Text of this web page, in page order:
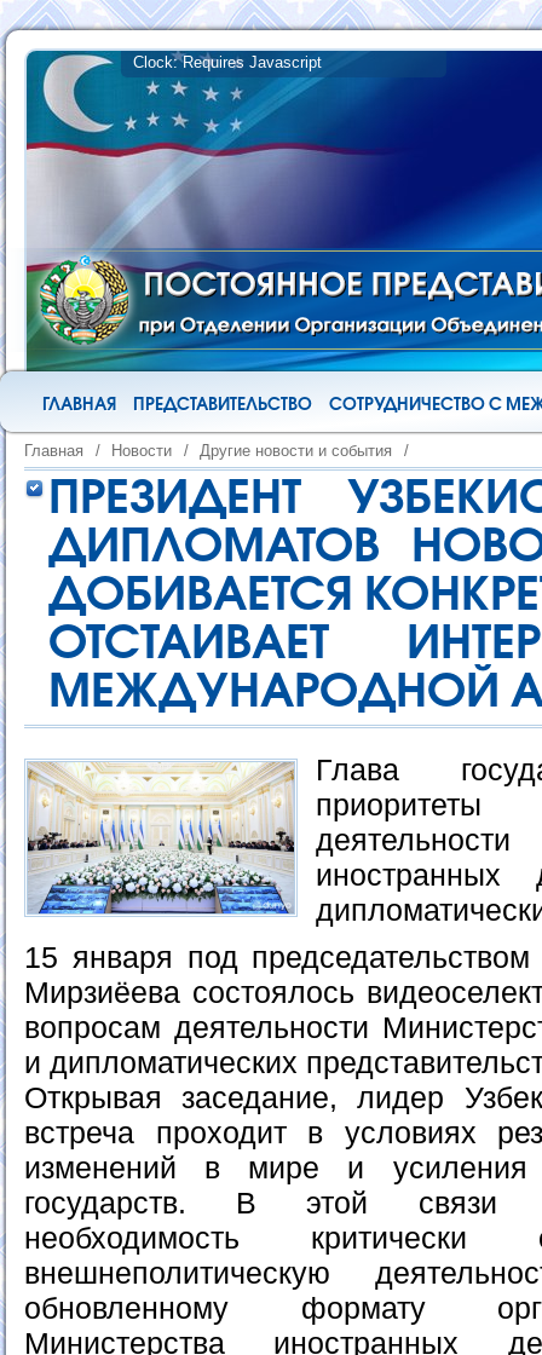
ГЛАВНАЯ ПРЕДСТАВИТЕЛЬСТВО СОТРУДНИЧЕСТВО С
Главная / Новости / Другие новости и события /
ПРЕЗИДЕНТ
ДИПЛОМАТОВ
ДОБИВАЕТСЯ
ОТСТАИВАЕТ
МЕЖДУНАРОДНОЙ
Глава
15 января под
Мирзиёева состоялось
вопросам деятельности
и дипломатических
Открывая заседание, лидер
встреча проходит в условиях
изменений в мире и усиления
государств. В этой связи
необходимость критически
внешнеполитическую
обновленному формату
Министерства иностранных